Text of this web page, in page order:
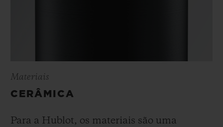
Materiais
CERÂMICA
Para a Hublot, os materiais são uma